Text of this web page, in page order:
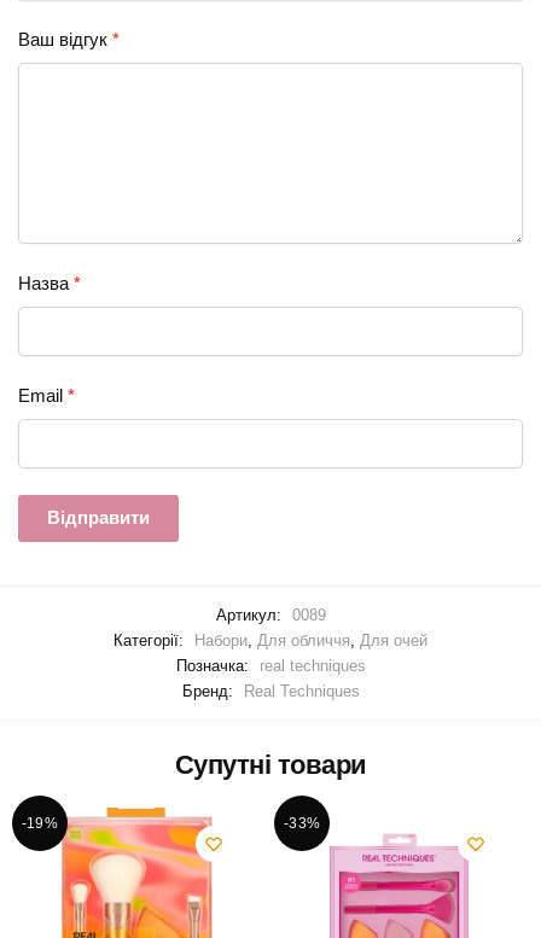
Ваш відгук *
Назва *
Email *
Артикул:
0089
Категорії:
Набори Для обличчя
Для очей
Позначка:
real techniques
Бренд:
Real Techniques
Супутні товари
-19% -33%